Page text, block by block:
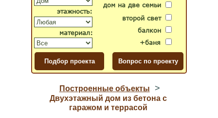
второй свет
дом на две семьи
балкон
+баня
материал:
этажность:
Построенные объекты >
Двухэтажный дом из бетона с
гаражом и террасой